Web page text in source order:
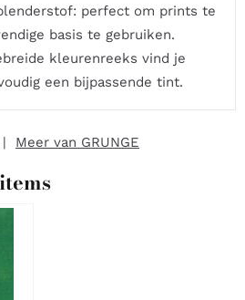
perfect om prints te
basis te gebruiken.
kleurenreeks vind je
een bijpassende tint.
| Meer van GRUNGE